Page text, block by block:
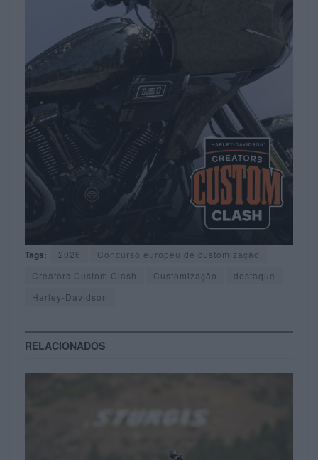
Tags: 2026
Concurso europeu de customização
Creators Custom Clash
Customização
destaque
Harley-Davidson
RELACIONADOS